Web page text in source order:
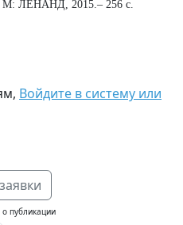
М: ЛЕНАНД, 2015.– 256 с.
Войдите в систему или
публикации